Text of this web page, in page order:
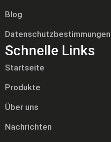
Blog
Datenschutzbestimmungen
Schnelle Links
Startseite
Produkte
Über uns
Nachrichten